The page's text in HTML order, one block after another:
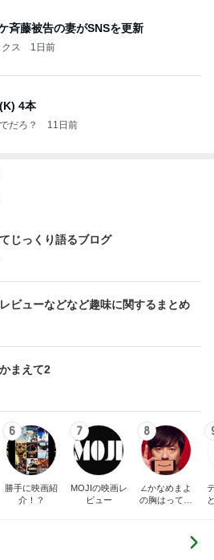
斉藤被告の妻がSNSを更新
ス 1日前
4本
だろ？ 11日前
じっくり語るブログ
ビューなどなど趣味に関するまとめ
まえて2
6
勝手に映画紹
介！？
7
MOJIの映画レ
ビュー
8
∠かなめまよ
の胸はって行